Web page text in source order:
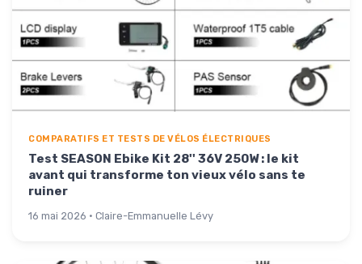
COMPARATIFS ET TESTS DE VÉLOS ÉLECTRIQUES
Test SEASON Ebike Kit 28'' 36V 250W : le kit
avant qui transforme ton vieux vélo sans te
ruiner
16 mai 2026 · Claire-Emmanuelle Lévy